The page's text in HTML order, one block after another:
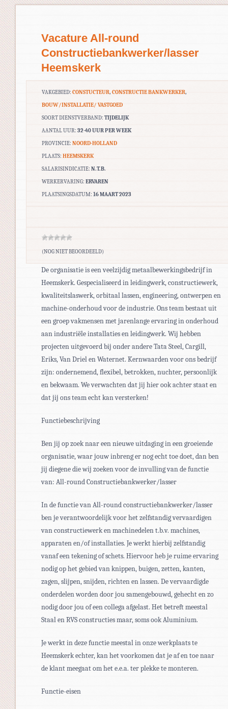
Vacature All-round
Constructiebankwerker/lasser
Heemskerk
VAKGEBIED: CONSTUCTEUR, CONSTRUCTIE BANKWERKER,
BOUW/INSTALLATIE/ VASTGOED
SOORT DIENSTVERBAND: TIJDELIJK
AANTAL UUR: 32-40 UUR PER WEEK
PROVINCIE: NOORD-HOLLAND
PLAATS: HEEMSKERK
SALARISINDICATIE: N.T.B.
WERKERVARING: ERVAREN
PLAATSINGSDATUM: 16 MAART 2023
(NOG NIET BEOORDEELD)
De organisatie is een veelzijdig metaalbewerkingsbedrijf in
Heemskerk. Gespecialiseerd in leidingwerk, constructiewerk,
kwaliteitslaswerk, orbitaal lassen, engineering, ontwerpen en
machine-onderhoud voor de industrie. Ons team bestaat uit
een groep vakmensen met jarenlange ervaring in onderhoud
aan industriële installaties en leidingwerk. Wij hebben
projecten uitgevoerd bij onder andere Tata Steel, Cargill,
Eriks, Van Driel en Waternet. Kernwaarden voor ons bedrijf
zijn: ondernemend, flexibel, betrokken, nuchter, persoonlijk
en bekwaam. We verwachten dat jij hier ook achter staat en
dat jij ons team echt kan versterken!
Functiebeschrijving
Ben jij op zoek naar een nieuwe uitdaging in een groeiende
organisatie, waar jouw inbreng er nog echt toe doet, dan ben
jij diegene die wij zoeken voor de invulling van de functie
van: All-round Constructiebankwerker/lasser
In de functie van All-round constructiebankwerker/lasser
ben je verantwoordelijk voor het zelfstandig vervaardigen
van constructiewerk en machinedelen t.b.v. machines,
apparaten en/of installaties. Je werkt hierbij zelfstandig
vanaf een tekening of schets. Hiervoor heb je ruime ervaring
nodig op het gebied van knippen, buigen, zetten, kanten,
zagen, slijpen, snijden, richten en lassen. De vervaardigde
onderdelen worden door jou samengebouwd, gehecht en zo
nodig door jou of een collega afgelast. Het betreft meestal
Staal en RVS constructies maar, soms ook Aluminium.
Je werkt in deze functie meestal in onze werkplaats te
Heemskerk echter, kan het voorkomen dat je af en toe naar
de klant meegaat om het e.e.a. ter plekke te monteren.
Functie-eisen